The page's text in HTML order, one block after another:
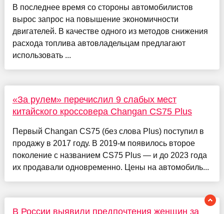
В последнее время со стороны автомобилистов
вырос запрос на повышение экономичности
двигателей. В качестве одного из методов снижения
расхода топлива автовладельцам предлагают
использовать ...
«За рулем» перечислил 9 слабых мест
китайского кроссовера Changan CS75 Plus
Первый Changan CS75 (без слова Plus) поступил в
продажу в 2017 году. В 2019-м появилось второе
поколение с названием CS75 Plus — и до 2023 года
их продавали одновременно. Цены на автомобиль...
В России выявили предпочтения женщин за